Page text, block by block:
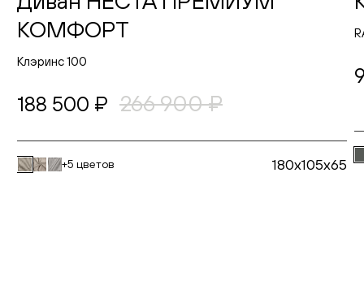
КОМФОРТ
Клэринс 100
188 500 ₽ 266 900 ₽
+5 цветов
180x105x65